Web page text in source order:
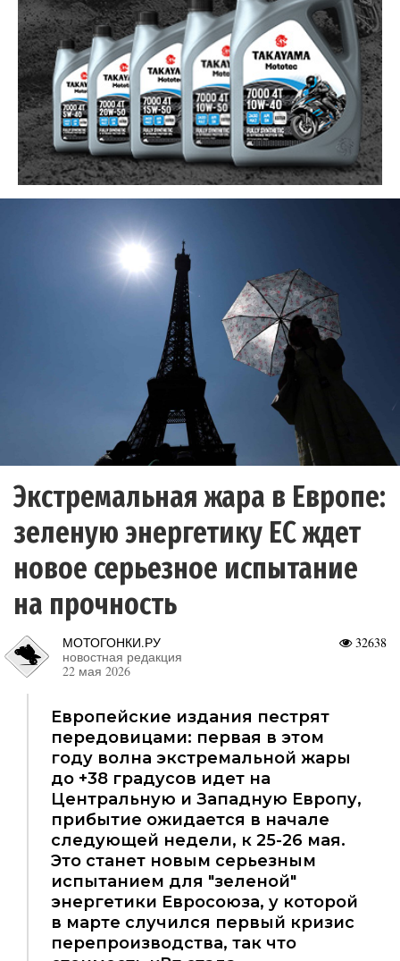
Экстремальная жара в Европе:
зеленую энергетику ЕС ждет
новое серьезное испытание
на прочность
32638
МОТОГОНКИ.РУ
новостная редакция
22 мая 2026
Европейские издания пестрят
передовицами: первая в этом
году волна экстремальной жары
до +38 градусов идет на
Центральную и Западную Европу,
прибытие ожидается в начале
следующей недели, к 25-26 мая.
Это станет новым серьезным
испытанием для "зеленой"
энергетики Евросоюза, у которой
в марте случился первый кризис
перепроизводства, так что